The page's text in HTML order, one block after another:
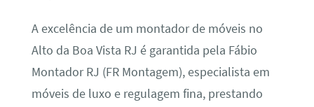
A excelência de um montador de móveis no
Alto da Boa Vista RJ é garantida pela Fábio
Montador RJ (FR Montagem), especialista em
móveis de luxo e regulagem fina, prestando